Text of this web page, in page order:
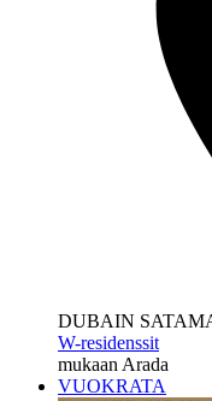
DUBAIN
W-residenssit
mukaan Arada
VUOKRATA